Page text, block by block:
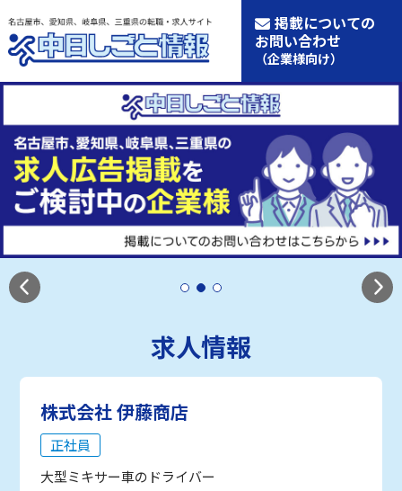
掲載についての
お問い合わせ
（企業様向け）
求人情報
株式会社 伊藤商店
正社員
大型ミキサー車のドライバー